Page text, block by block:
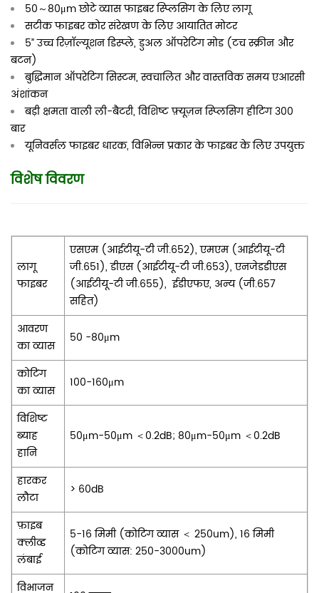
50～80μm छोटे व्यास फाइबर स्प्लिसिंग के लिए लागू
सटीक फाइबर कोर संरेखण के लिए आयातित मोटर
5” उच्च रिज़ॉल्यूशन डिस्प्ले, डुअल ऑपरेटिंग मोड (टच स्क्रीन और
बटन)
बुद्धिमान ऑपरेटिंग सिस्टम, स्वचालित और वास्तविक समय एआरसी
अंशांकन
बड़ी क्षमता वाली ली-बैटरी, विशिष्ट फ़्यूज़न स्प्लिसिंग हीटिंग 300
बार
यूनिवर्सल फाइबर धारक, विभिन्न प्रकार के फाइबर के लिए उपयुक्त
विशेष विवरण
लागू
फाइबर
एसएम (आईटीयू-टी जी.652), एमएम (आईटीयू-टी
जी.651), डीएस (आईटीयू-टी जी.653), एनजेडडीएस
(आईटीयू-टी जी.655),ईडीएफए, अन्य (जी.657
सहित)
आवरण
का व्यास
50 -80μm
कोटिंग
का व्यास
100-160μm
विशिष्ट
ब्याह
हानि
50μm-50μm ＜0.2dB; 80μm-50μm ＜0.2dB
हारकर
लौटा
> 60dB
फ़ाइब
क्लीव्ड
लंबाई
5-16 मिमी (कोटिंग व्यास ＜ 250um), 16 मिमी
(कोटिंग व्यास: 250-3000um)
विभाजन